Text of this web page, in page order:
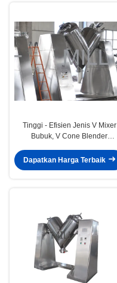
Tinggi - Efisien Jenis V Mixer
Bubuk, V Cone Blender
Dapatkan Harga Terbaik